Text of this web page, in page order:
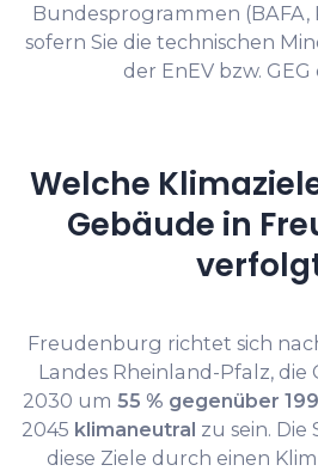
Bundesprogrammen (BAFA,
sofern Sie die technischen
der EnEV bzw.
Welche
Gebäude in
Freudenburg richtet sich
Landes Rheinland-Pfalz, die
2030 um 55 % gegenüber
2045 klimaneutral zu sein.
diese Ziele durch einen